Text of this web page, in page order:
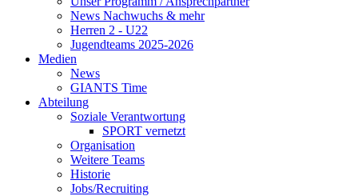
News Nachwuchs & mehr
Herren 2 - U22
Jugendteams 2025-2026
Medien
News
GIANTS Time
Abteilung
Soziale Verantwortung
SPORT vernetzt
Organisation
Weitere Teams
Historie
Jobs/Recruiting